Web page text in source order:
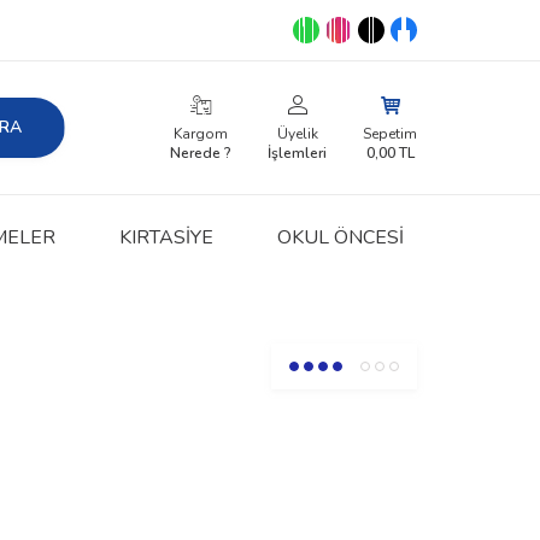
Kargom
Nerede ?
Üyelik
İşlemleri
Sepetim
0,00TL
KIRTASIYE OKUL ÖNCESİ